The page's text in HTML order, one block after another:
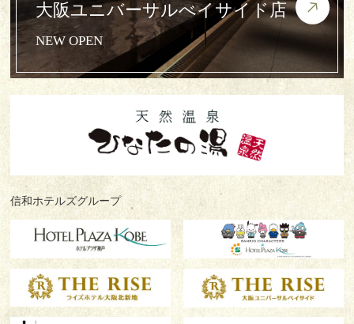
大阪ユニバーサルべイサイド店
NEW OPEN
信和ホテルズグループ